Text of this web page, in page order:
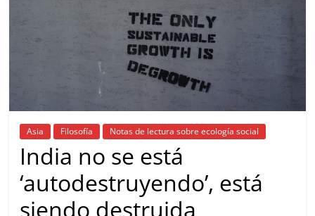
Asia Filosofía Notas de lectura sobre ecología social
India no se está
‘autodestruyendo’, está
siendo destruida